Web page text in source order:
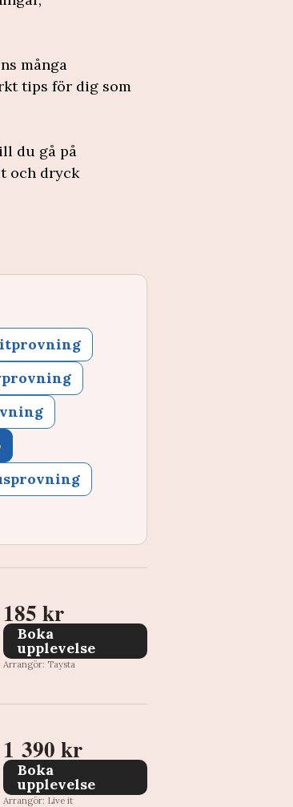
många
tips för dig som
du gå på
och dryck
185 kr
Boka
upplevelse
Arrangör: Taysta
1 390 kr
Boka
upplevelse
Arrangör: Live it